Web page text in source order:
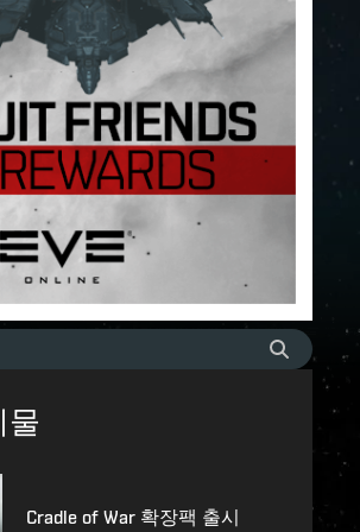
물
Cradle of War 확장팩 출시